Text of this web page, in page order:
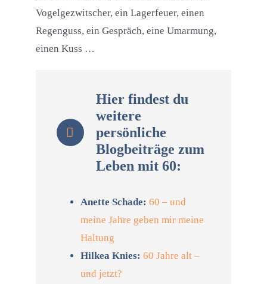
Vogelgezwitscher, ein Lagerfeuer, einen
Regenguss, ein Gespräch, eine Umarmung,
einen Kuss …
Hier findest du
weitere
persönliche
Blogbeiträge zum
Leben mit 60:
Anette Schade: 60 – und
meine Jahre geben mir meine
Haltung
Hilkea Knies: 60 Jahre alt –
und jetzt?